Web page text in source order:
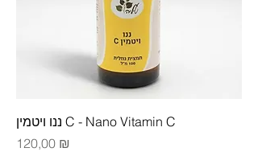
ננו ויטמין C‏ - Nano Vitamin C
Цена
120,00 ₪